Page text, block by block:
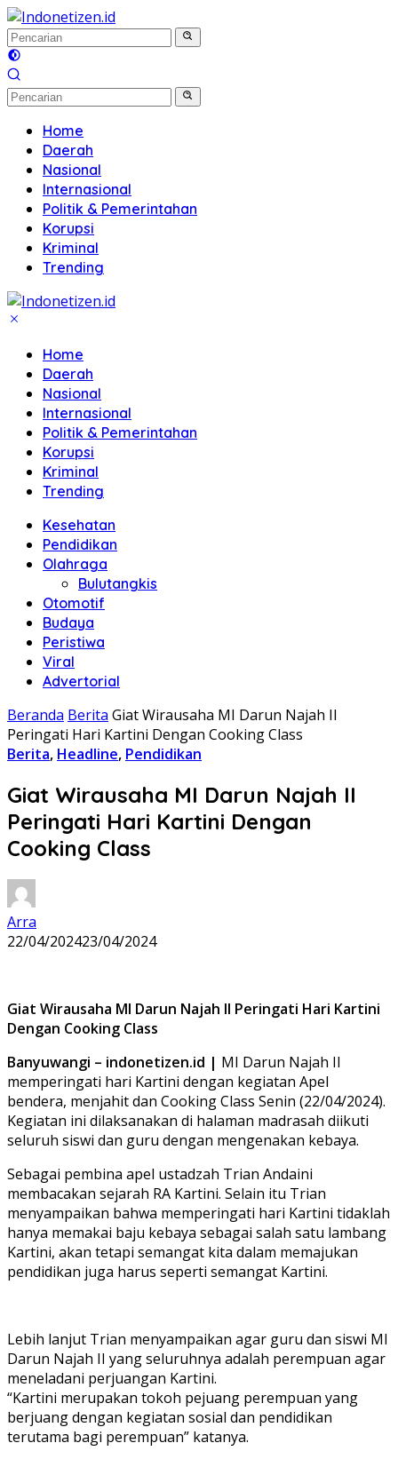
Langsung
ke
konten
Home
Daerah
Nasional
Internasional
Politik & Pemerintahan
Korupsi
Kriminal
Trending
Home
Daerah
Nasional
Internasional
Politik & Pemerintahan
Korupsi
Kriminal
Trending
Kesehatan
Pendidikan
Olahraga
Bulutangkis
Otomotif
Budaya
Peristiwa
Viral
Advertorial
Beranda Berita Giat Wirausaha MI Darun Najah II
Peringati Hari Kartini Dengan Cooking Class
Berita, Headline, Pendidikan
Giat Wirausaha MI Darun Najah II
Peringati Hari Kartini Dengan
Cooking Class
Arra
22/04/202423/04/2024
Giat Wirausaha MI Darun Najah II Peringati Hari Kartini
Dengan Cooking Class
Banyuwangi – indonetizen.id | MI Darun Najah II
memperingati hari Kartini dengan kegiatan Apel
bendera, menjahit dan Cooking Class Senin (22/04/2024).
Kegiatan ini dilaksanakan di halaman madrasah diikuti
seluruh siswi dan guru dengan mengenakan kebaya.
Sebagai pembina apel ustadzah Trian Andaini
membacakan sejarah RA Kartini. Selain itu Trian
menyampaikan bahwa memperingati hari Kartini tidaklah
hanya memakai baju kebaya sebagai salah satu lambang
Kartini, akan tetapi semangat kita dalam memajukan
pendidikan juga harus seperti semangat Kartini.
Lebih lanjut Trian menyampaikan agar guru dan siswi MI
Darun Najah II yang seluruhnya adalah perempuan agar
meneladani perjuangan Kartini.
“Kartini merupakan tokoh pejuang perempuan yang
berjuang dengan kegiatan sosial dan pendidikan
terutama bagi perempuan” katanya.